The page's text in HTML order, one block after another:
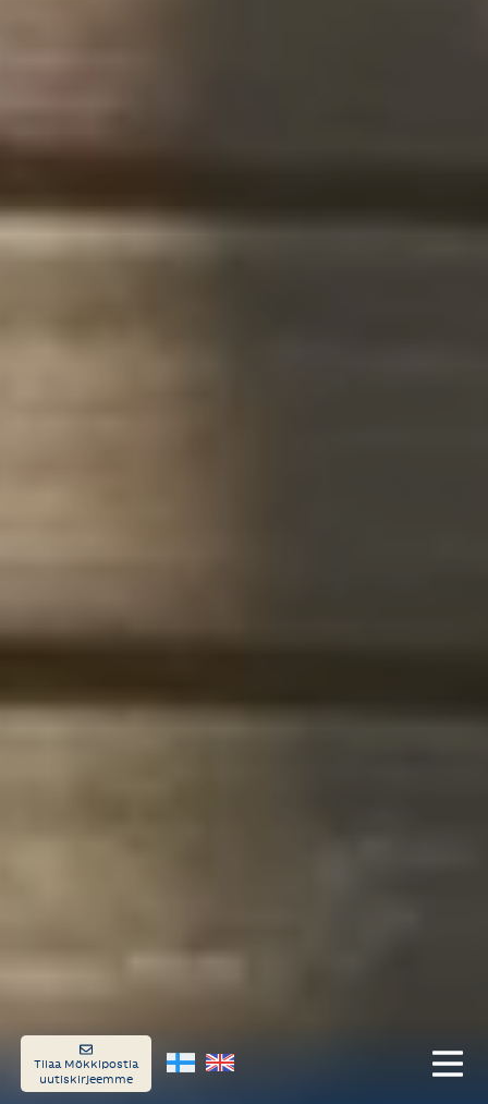
Tilaa Mökkipostia
uutiskirjeemme